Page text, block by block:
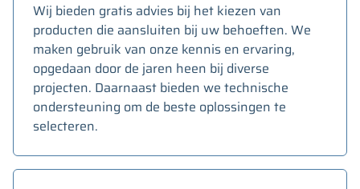
Wij bieden gratis advies bij het kiezen van
producten die aansluiten bij uw behoeften. We
maken gebruik van onze kennis en ervaring,
opgedaan door de jaren heen bij diverse
projecten. Daarnaast bieden we technische
ondersteuning om de beste oplossingen te
selecteren.